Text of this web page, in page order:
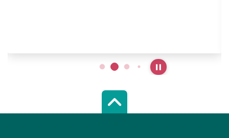
Pause slideshow
Scroll top of